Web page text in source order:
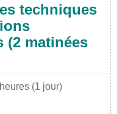
techniques
(2 matinées
(1 jour)